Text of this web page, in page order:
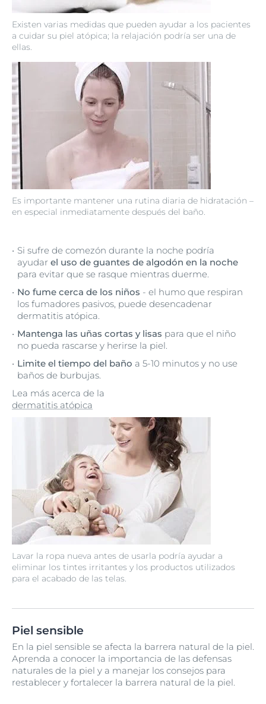
Existen varias medidas que pueden ayudar a los pacientes
a cuidar su piel atópica; la relajación podría ser una de
ellas.
Es importante mantener una rutina diaria de hidratación –
en especial inmediatamente después del baño.
Lavar la ropa nueva antes de usarla podría ayudar a
eliminar los tintes irritantes y los productos utilizados
para el acabado de las telas.
Si sufre de comezón durante la noche podría
ayudar el uso de guantes de algodón en la noche
para evitar que se rasque mientras duerme.
No fume cerca de los niños - el humo que respiran
los fumadores pasivos, puede desencadenar
dermatitis atópica.
Mantenga las uñas cortas y lisas para que el niño
no pueda rascarse y herirse la piel.
Limite el tiempo del baño a 5-10 minutos y no use
baños de burbujas.
Lea más acerca de la
dermatitis atópica
Piel sensible
En la piel sensible se afecta la barrera natural de la piel.
Aprenda a conocer la importancia de las defensas
naturales de la piel y a manejar los consejos para
restablecer y fortalecer la barrera natural de la piel.